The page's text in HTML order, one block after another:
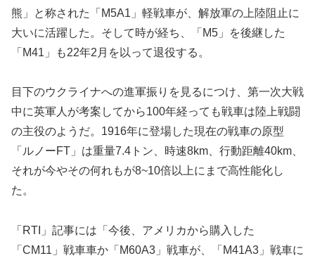
熊」と称された「M5A1」軽戦車が、解放軍の上陸阻止に
大いに活躍した。そして時が経ち、「M5」を後継した
「M41」も22年2月を以って退役する。
目下のウクライナへの進軍振りを見るにつけ、第一次大戦
中に英軍人が考案してから100年経っても戦車は陸上戦闘
の主役のようだ。1916年に登場した現在の戦車の原型
「ルノーFT」は重量7.4トン、時速8km、行動距離40km、
それが今やその何れもが8~10倍以上にまで高性能化し
た。
「RTI」記事には「今後、アメリカから購入した
「CM11」戦車車か「M60A3」戦車が、「M41A3」戦車に